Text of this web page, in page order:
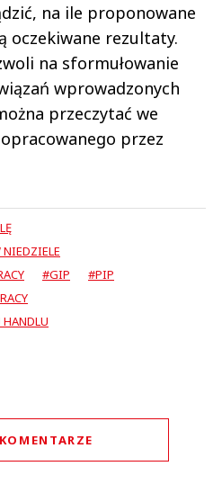
na ile proponowane
oczekiwane rezultaty.
na sformułowanie
wprowadzonych
przeczytać we
przez
#GIP
#PIP